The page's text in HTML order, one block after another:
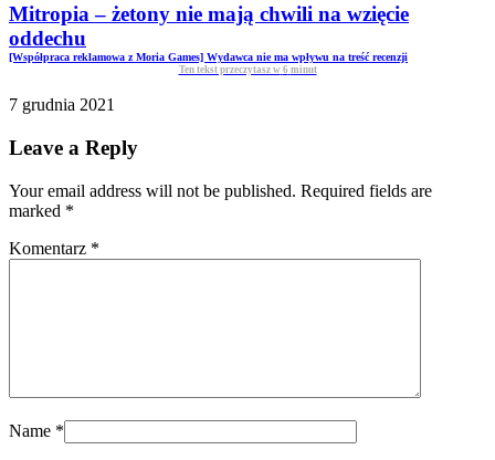
Mitropia – żetony nie mają chwili na wzięcie
oddechu
[Współpraca reklamowa z Moria Games] Wydawca nie ma wpływu na treść recenzji
Ten tekst przeczytasz w 6 minut
7 grudnia 2021
Leave a Reply
Your email address will not be published. Required fields are
marked *
Komentarz *
Name *